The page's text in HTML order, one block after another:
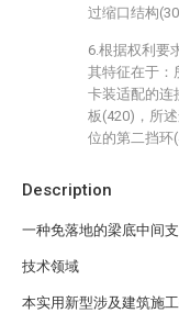
Description
一种免落地的梁底中间
技术领域
本实用新型涉及建筑施
过缩口结构
6.根据权利要
其特征在于：
卡装适配的连
板(420)，所
位的第二挡环